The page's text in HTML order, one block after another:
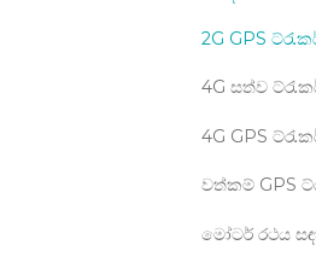
2G GPS
4G සත්ව
4G GPS
වත්කම් GPS
මෝටර් රථය